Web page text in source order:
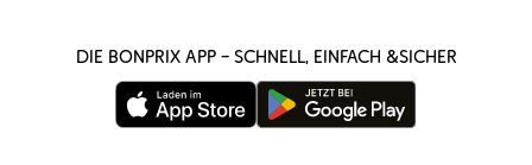
DIE BONPRIX APP – SCHNELL, EINFACH &SICHER